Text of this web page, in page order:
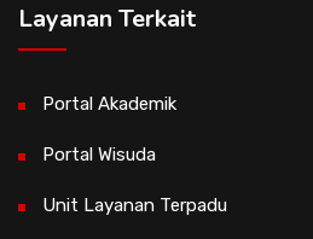
Layanan Terkait
Portal Akademik
Portal Wisuda
Unit Layanan Terpadu